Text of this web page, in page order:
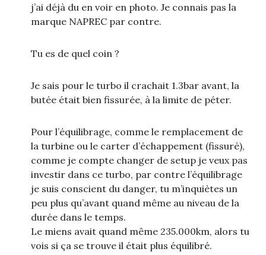
j’ai déjà du en voir en photo. Je connais pas la
marque NAPREC par contre.
Tu es de quel coin ?
Je sais pour le turbo il crachait 1.3bar avant, la
butée était bien fissurée, à la limite de péter.
Pour l’équilibrage, comme le remplacement de
la turbine ou le carter d’échappement (fissuré),
comme je compte changer de setup je veux pas
investir dans ce turbo, par contre l’équilibrage
je suis conscient du danger, tu m’inquiètes un
peu plus qu’avant quand même au niveau de la
durée dans le temps.
Le miens avait quand même 235.000km, alors tu
vois si ça se trouve il était plus équilibré.